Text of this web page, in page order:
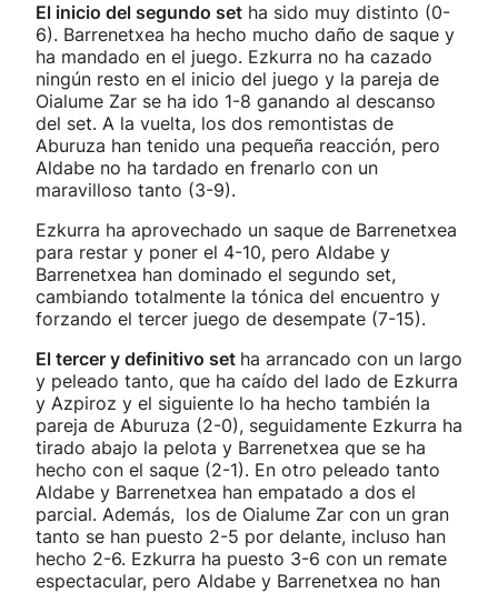
El inicio del segundo set ha sido muy distinto (0-
6). Barrenetxea ha hecho mucho daño de saque y
ha mandado en el juego. Ezkurra no ha cazado
ningún resto en el inicio del juego y la pareja de
Oialume Zar se ha ido 1-8 ganando al descanso
del set. A la vuelta, los dos remontistas de
Aburuza han tenido una pequeña reacción, pero
Aldabe no ha tardado en frenarlo con un
maravilloso tanto (3-9).
Ezkurra ha aprovechado un saque de Barrenetxea
para restar y poner el 4-10, pero Aldabe y
Barrenetxea han dominado el segundo set,
cambiando totalmente la tónica del encuentro y
forzando el tercer juego de desempate (7-15).
El tercer y definitivo set ha arrancado con un largo
y peleado tanto, que ha caído del lado de Ezkurra
y Azpiroz y el siguiente lo ha hecho también la
pareja de Aburuza (2-0), seguidamente Ezkurra ha
tirado abajo la pelota y Barrenetxea que se ha
hecho con el saque (2-1). En otro peleado tanto
Aldabe y Barrenetxea han empatado a dos el
parcial. Además, los de Oialume Zar con un gran
tanto se han puesto 2-5 por delante, incluso han
hecho 2-6. Ezkurra ha puesto 3-6 con un remate
espectacular, pero Aldabe y Barrenetxea no han